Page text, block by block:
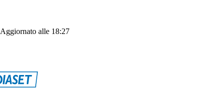
Aggiornato alle 18:27